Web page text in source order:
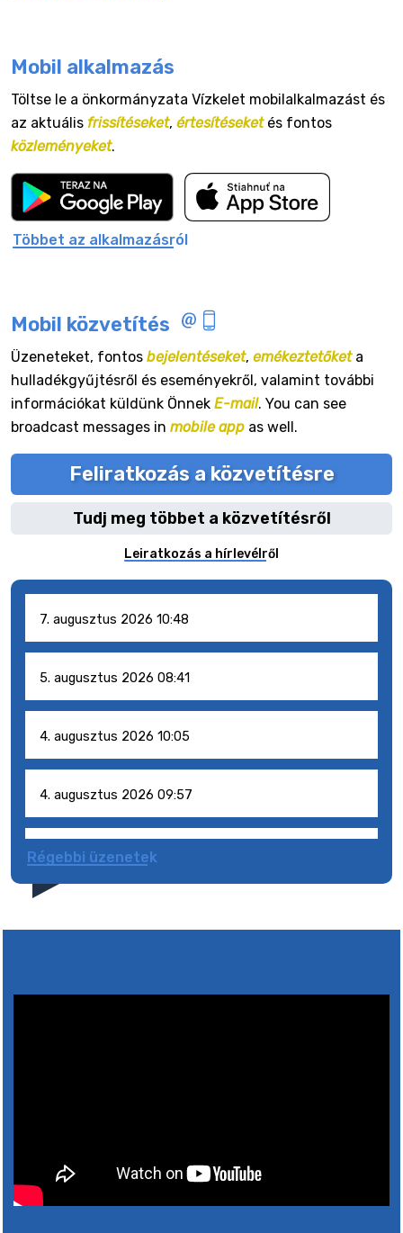
Mobil alkalmazás
Töltse le a önkormányzata Vízkelet mobilalkalmazást és
az aktuális frissítéseket, értesítéseketés fontos
közleményeket.
Többet az alkalmazásról
Mobil közvetítés
Üzeneteket, fontos bejelentéseket, emékeztetőketa
hulladékgyűjtésről és eseményekről, valamint további
információkat küldünk Önnek E-mail. You can see
broadcast messages in mobile app as well.
Feliratkozás a közvetítésre
Tudj meg többet a közvetítésről
Leiratkozás a hírlevélről
7. augusztus 2026 10:48
5. augusztus 2026 08:41
4. augusztus 2026 10:05
4. augusztus 2026 09:57
4. augusztus 2026 09:51
6. augusztus 2026 05:00
Régebbi üzenetek